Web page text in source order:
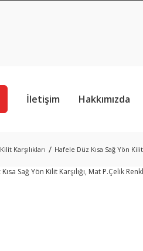
İletişim Hakkımızda
Kilit Karşılıkları Hafele Düz Kısa Sağ Yön